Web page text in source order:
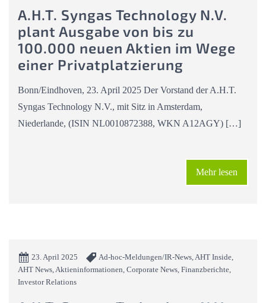
A.H.T. Syngas Technology N.V.
plant Ausgabe von bis zu
100.000 neuen Aktien im Wege
einer Privatplatzierung
Bonn/Eindhoven, 23. April 2025 Der Vorstand der A.H.T.
Syngas Technology N.V., mit Sitz in Amsterdam,
Niederlande, (ISIN NL0010872388, WKN A12AGY) […]
Mehr lesen
23. April 2025
Ad-hoc-Meldungen/IR-News, AHT Inside,
AHT News, Aktieninformationen, Corporate News, Finanzberichte,
Investor Relations